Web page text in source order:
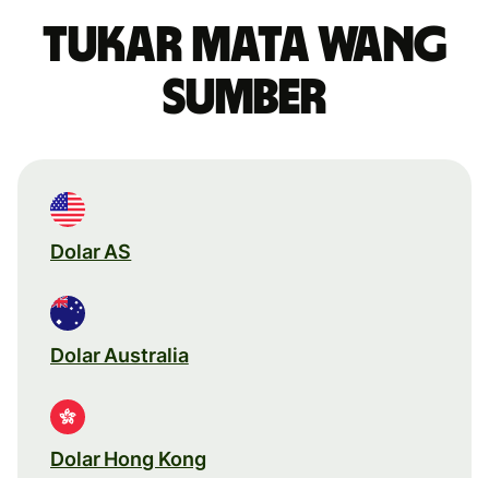
Tukar mata wang
sumber
Dolar AS
Dolar Australia
Dolar Hong Kong